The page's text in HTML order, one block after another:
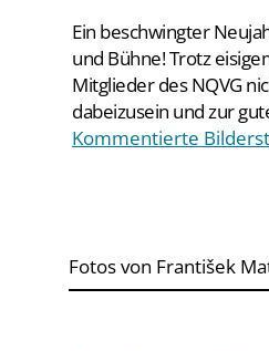
Ein beschwingter
und Bühne! Trotz
Mitglieder des NQVG
dabeizusein und zur
Kommentierte
Fotos von František